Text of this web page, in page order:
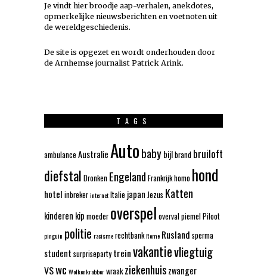
Je vindt hier broodje aap-verhalen, anekdotes,
opmerkelijke nieuwsberichten en voetnoten uit
de wereldgeschiedenis.
De site is opgezet en wordt onderhouden door
de Arnhemse journalist Patrick Arink.
TAGS
ambulance AustralieAutobabybijlbrand bruiloft
diefstal Dronken Engeland Frankrijkhomo hond
hotel inbrekerinternetItalie japan Jezus Katten
kinderen kip moeder overspel overvalpiemelPiloot
pinguin politie racismerechtbankRome Rusland sperma
student surpriseparty treinvakantievliegtuig
VSwc Wolkenkrabberwraak ziekenhuiszwanger